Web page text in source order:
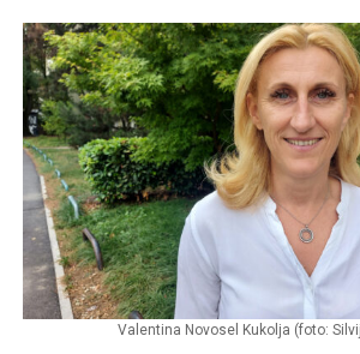
Valentina Novosel Kukolja (foto: